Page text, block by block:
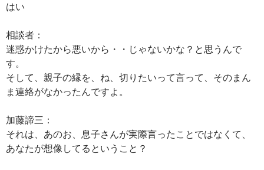
はい
相談者：
迷惑かけたから悪いから・・じゃないかな？と思うんで
す。
そして、親子の縁を、ね、切りたいって言って、そのまん
ま連絡がなかったんですよ。
加藤諦三：
それは、あのお、息子さんが実際言ったことではなくて、
あなたが想像してるということ？